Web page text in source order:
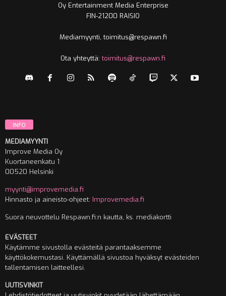
Oy Entertainment Media Enterprise
FIN-21200 RAISIO
Mediamyynti, toimitus@respawn.fi
Ota yhteyttä:toimitus@respawn.fi
INFO
MEDIAMYYNTI
Improve Media Oy
Kuortaneenkatu 1
00520 Helsinki
myynti@improvemedia.fi
Hinnasto ja aineisto-ohjeet: Improvemedia.fi
Suora neuvottelu Respawn.fi:n kautta, ks. mediakortti
EVÄSTEET
Käytämme sivustolla evästeitä parantaaksemme
käyttökokemustasi. Käyttämällä sivustoa hyväksyt evästeiden
tallentamisen laitteellesi.
UUTISVINKIT